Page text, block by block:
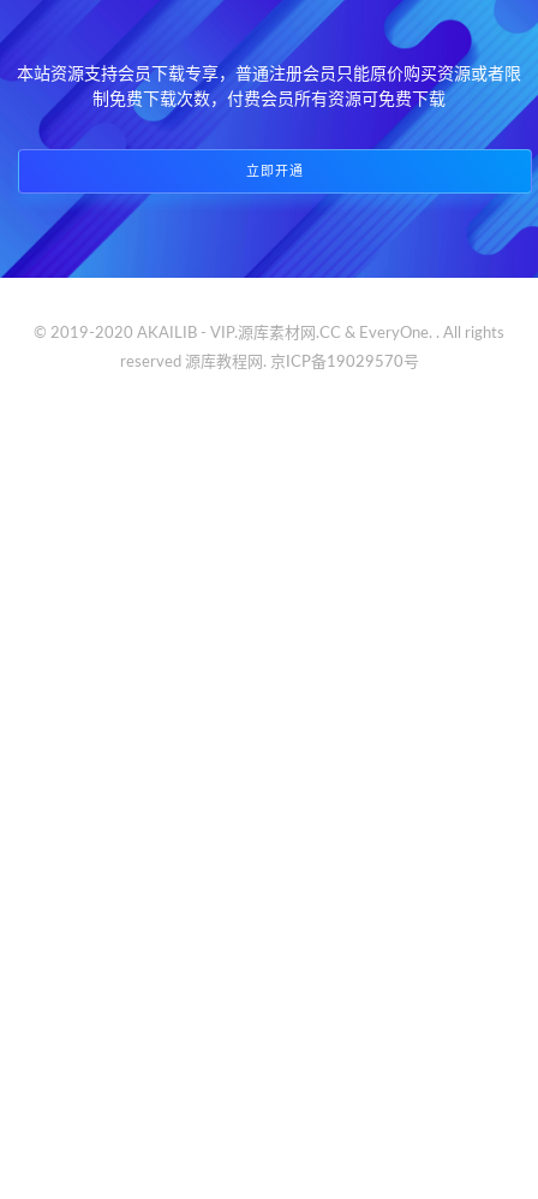
本站资源支持会员下载专享，普通注册会员只能原价购买资源或者限
制免费下载次数，付费会员所有资源可免费下载
立即开通
© 2019-2020 AKAILIB - VIP.源库素材网.CC & EveryOne. . All rights
reserved 源库教程网. 京ICP备19029570号